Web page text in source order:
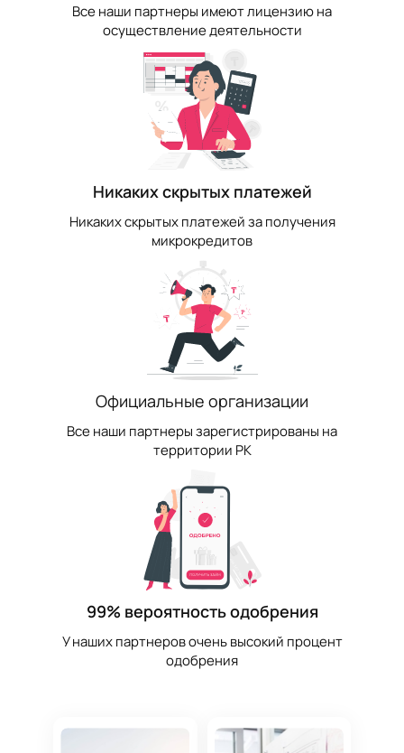
Все наши партнеры имеют лицензию на
осуществление деятельности
Никаких скрытых платежей
Никаких скрытых платежей за получения
микрокредитов
Официальные организации
Все наши партнеры зарегистрированы на
территории РК
99% вероятность одобрения
У наших партнеров очень высокий процент
одобрения